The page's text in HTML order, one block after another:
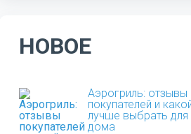
НОВОЕ
Аэрогриль: отзывы
покупателей и
лучше выбрать для
дома